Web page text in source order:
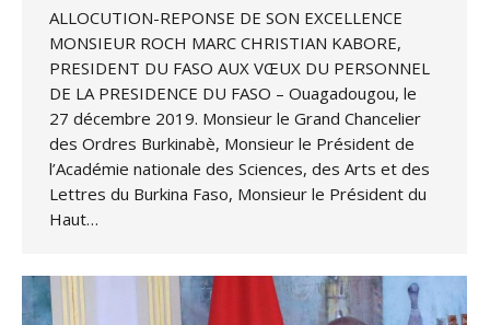
ALLOCUTION-REPONSE DE SON EXCELLENCE
MONSIEUR ROCH MARC CHRISTIAN KABORE,
PRESIDENT DU FASO AUX VŒUX DU PERSONNEL
DE LA PRESIDENCE DU FASO – Ouagadougou, le
27 décembre 2019. Monsieur le Grand Chancelier
des Ordres Burkinabè, Monsieur le Président de
l’Académie nationale des Sciences, des Arts et des
Lettres du Burkina Faso, Monsieur le Président du
Haut…